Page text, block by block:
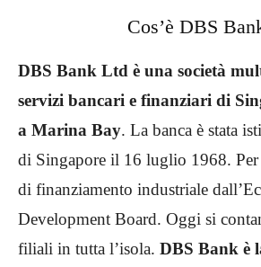
Cos’è DBS
DBS Bank Ltd è una società
servizi bancari e finanziari di
a Marina Bay. La banca è stata
di Singapore il 16 luglio 1968.
di finanziamento industriale
Development Board. Oggi si
filiali in tutta l’isola. DBS Bank è